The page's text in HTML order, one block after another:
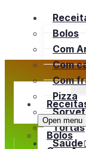
Bolos
Com
Com
Com
Pizza
Tortas
Saúde
Open menu
Bolos